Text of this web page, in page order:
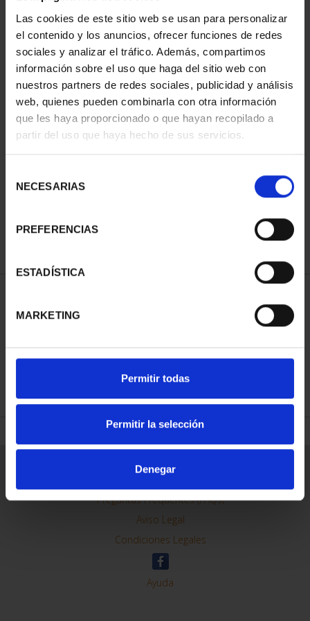
Las cookies de este sitio web se usan para personalizar
el contenido y los anuncios, ofrecer funciones de redes
sociales y analizar el tráfico. Además, compartimos
información sobre el uso que haga del sitio web con
nuestros partners de redes sociales, publicidad y análisis
web, quienes pueden combinarla con otra información
que les haya proporcionado o que hayan recopilado a
partir del uso que haya hecho de sus servicios.
NECESARIAS
PREFERENCIAS
ESTADÍSTICA
MARKETING
Permitir todas
Permitir la selección
Denegar
CAPITALES DE
PROVINCIA COLECCION
3.796,00 €
REFINAR
Información General
Contacto
Preguntas Frequentes (FAQs)
Aviso Legal
Condiciones Legales
Ayuda